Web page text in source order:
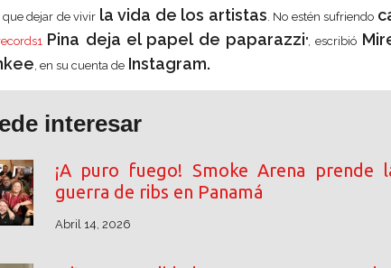
que dejar de vivir la vida de los artistas. No estén sufriendo
Pina deja el papel de paparazzi", escribió
, en su cuenta de Instagram.
interesar
¡A puro fuego! Smoke Arena prende
guerra de ribs en Panamá
Abril 14, 2026